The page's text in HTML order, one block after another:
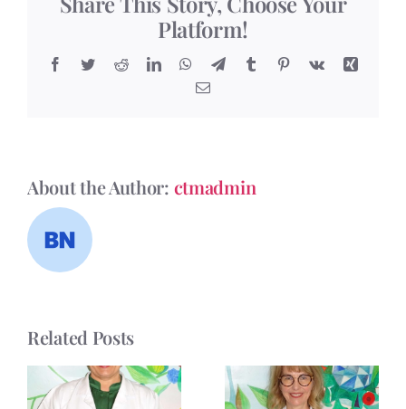
Platform!
Facebook
TwitterRedditLinkedInWhatsApp
TelegramTumblr Pinterest
Vk
Xing
Email
About the Author: ctmadmin
Related Posts